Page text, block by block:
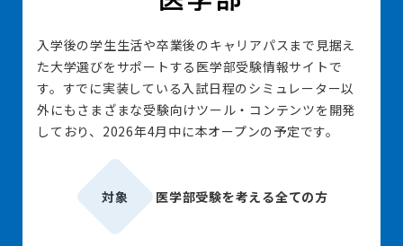
入学後の学生生活や卒業後のキャリアパスまで見据え
た大学選びをサポートする医学部受験情報サイトで
す。すでに実装している入試日程のシミュレーター以
外にもさまざまな受験向けツール・コンテンツを開発
しており、2026年4月中に本オープンの予定です。
対象 医学部受験を考える全ての方